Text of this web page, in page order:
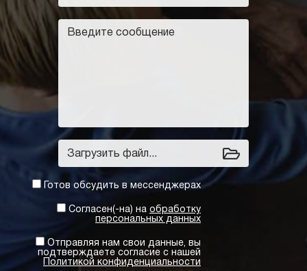
Загрузить файл...
Готов обсудить в мессенджерах
Согласен(-на) на обработку
персональных данных
Отправляя нам свои данные, вы
подтверждаете согласие с нашей
Политикой конфиденциальности